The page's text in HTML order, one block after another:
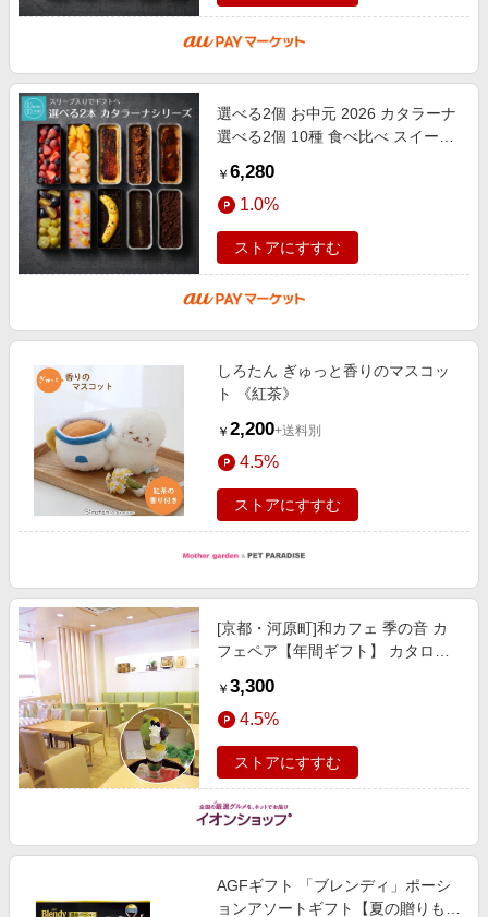
選べる2個 お中元 2026 カタラーナ
選べる2個 10種 食べ比べ スイーツ
ゼント キャラメル 紅茶 プリン
￥ 6,280
1.0%
ストアにすすむ
しろたん ぎゅっと香りのマスコッ
ト 《紅茶》
￥ 2,200+送料別
4.5%
ストアにすすむ
[京都・河原町]和カフェ 季の音 カ
フェペア【年間ギフト】 カタログ
ト】
￥ 3,300
4.5%
ストアにすすむ
AGFギフト 「ブレンディ」ポーシ
ョンアソートギフト【夏の贈りも